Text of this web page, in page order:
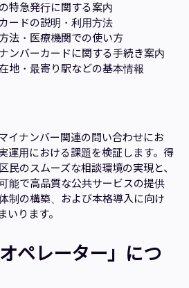
特急発行に関する案内
ードの説明・利用方法
法・医療機関での使い方
ンバーカードに関する手続き案内
地・最寄り駅などの基本情報
イナンバー関連の問い合わせにお
運用における課題を検証します。得
民のスムーズな相談環境の実現と、
能で高品質な公共サービスの提供
制の構築、および本格導入に向け
いります。
ペレーター」につ